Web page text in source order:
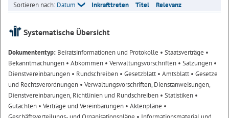
Sortieren nach: Datum Inkrafttreten Titel Relevanz
Systematische Übersicht
Dokumententyp: Beiratsinformationen und Protokolle • Staatsverträge •
Bekanntmachungen • Abkommen • Verwaltungsvorschriften • Satzungen •
Dienstvereinbarungen • Rundschreiben • Gesetzblatt• Amtsblatt• Gesetze
und Rechtsverordnungen • Verwaltungsvorschriften, Dienstanweisungen,
Dienstvereinbarungen, Richtlinien und Rundschreiben • Statistiken •
Gutachten • Verträge und Vereinbarungen • Aktenpläne •